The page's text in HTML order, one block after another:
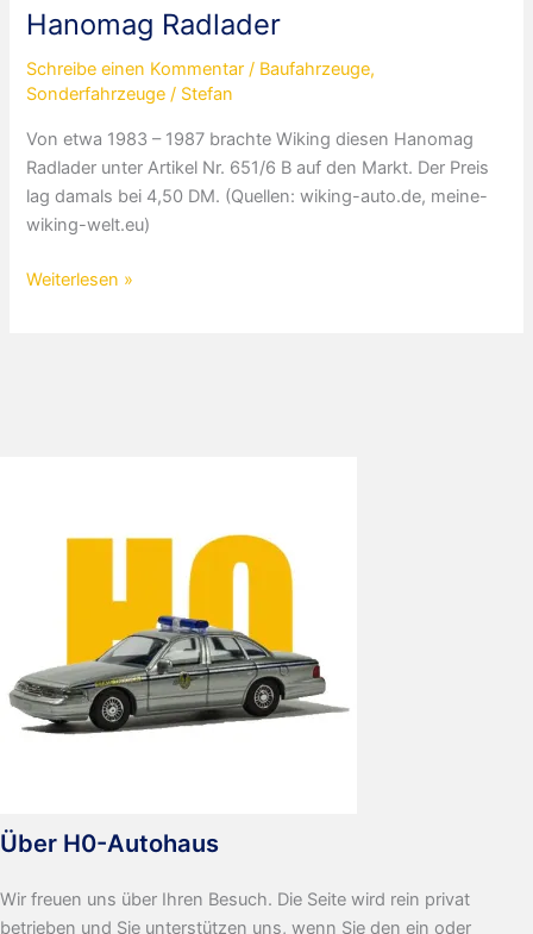
Hanomag Radlader
Schreibe einen Kommentar / Baufahrzeuge,
Sonderfahrzeuge / Stefan
Von etwa 1983 – 1987 brachte Wiking diesen Hanomag
Radlader unter Artikel Nr. 651/6 B auf den Markt. Der Preis
lag damals bei 4,50 DM. (Quellen: wiking-auto.de, meine-
wiking-welt.eu)
Hanomag
Weiterlesen »
Über H0-Autohaus
Wir freuen uns über Ihren Besuch. Die Seite wird rein privat
betrieben und Sie unterstützen uns, wenn Sie den ein oder